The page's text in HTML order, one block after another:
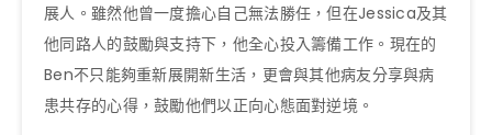
展人。雖然他曾一度擔心自己無法勝任，但在Jessica及其
他同路人的鼓勵與支持下，他全心投入籌備工作。現在的
Ben不只能夠重新展開新生活，更會與其他病友分享與病
患共存的心得，鼓勵他們以正向心態面對逆境。